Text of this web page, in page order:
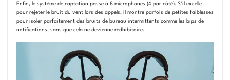
Enfin, le système de captation passe à 8 microphones (4 par côté). S’il excelle
pour rejeter le bruit du vent lors des appels, il montre parfois de petites faiblesses
pour isoler parfaitement des bruits de bureau intermittents comme les bips de
notifications, sans que cela ne devienne rédhibitoire.